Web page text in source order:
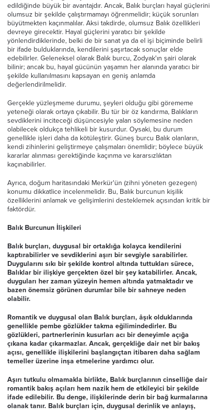
edildiğinde büyük bir avantajdır. Ancak, Balık burçları hayal güçlerini
olumsuz bir şekilde çalıştırmamayı öğrenmelidir; küçük sorunları
büyütmekten kaçınmalılar. Aksi takdirde, olumsuz Balık özellikleri
devreye girecektir. Hayal güçlerini yaratıcı bir şekilde
yönlendirdiklerinde, belki de bir sanat ya da el işi biçiminde belirli
bir ifade bulduklarında, kendilerini şaşırtacak sonuçlar elde
edebilirler. Geleneksel olarak Balık burcu, Zodyak'ın şairi olarak
bilinir; ancak bu, hayal gücünün yaşamın her alanında yaratıcı bir
şekilde kullanılmasını kapsayan en geniş anlamda
değerlendirilmelidir.
Gerçekle yüzleşmeme durumu, şeyleri olduğu gibi görememe
yeteneği olarak ortaya çıkabilir. Bu tür bir öz kandırma, Balıkların
sevdiklerini inciteceği düşüncesiyle yalan söylemesine neden
olabilecek oldukça tehlikeli bir kusurdur. Oysaki, bu durum
genellikle işleri daha da kötüleştirir. Güneş burcu Balık olanların,
kendi zihinlerini geliştirmeye çalışmaları önemlidir; böylece büyük
kararlar alınması gerektiğinde kaçınma ve kararsızlıktan
kaçınabilirler.
Ayrıca, doğum haritasındaki Merkür'ün (zihni yöneten gezegen)
konumu dikkatlice incelenmelidir. Bu, Balık burcunun kişilik
özelliklerini anlamak ve gelişimlerini desteklemek açısından kritik bir
faktördür.
Balık Burcunun İlişkileri
Balık burçları, duygusal bir ortaklığa kolayca kendilerini
kaptırabilirler ve sevdiklerini aşırı bir sevgiyle sarabilirler.
Duygularını sıkı bir şekilde kontrol altında tuttukları sürece,
Balıklar bir ilişkiye gerçekten özel bir şey katabilirler. Ancak,
duyguları her zaman yüzeyin hemen altında yatmaktadır ve
bazen önemsiz görünen durumlar bile bir sahneye neden
olabilir.
Romantik ve duygusal olan Balık burçları, âşık olduklarında
genellikle pembe gözlükler takma eğilimindedirler. Bu
gözlükleri, partnerlerinin kusurları acı bir deneyimle açığa
çıkana kadar çıkarmazlar. Ancak, gerçekliğe dair net bir bakış
açısı, genellikle ilişkilerini başlangıçtan itibaren daha sağlam
temeller üzerine inşa etmelerine yardımcı olur.
Aşırı tutkulu olmamakla birlikte, Balık burçlarının cinselliğe dair
romantik bakış açıları hem nazik hem de etkileyici bir şekilde
ifade edilebilir. Bu denge, ilişkilerinde derin bir bağ kurmalarına
olanak tanır. Balık burçları için, duygusal derinlik ve anlayış,